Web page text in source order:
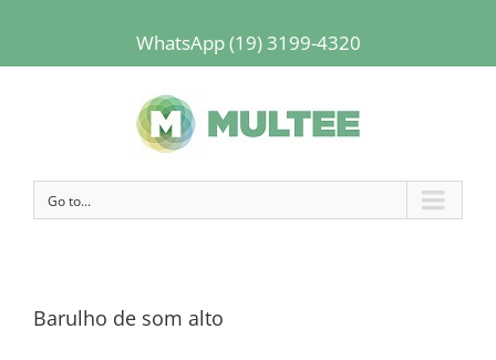
WhatsApp (19) 3199-4320
Go to...
Barulho de som alto